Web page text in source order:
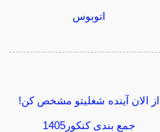
اتوبوس
از الان آینده شغلیتو مشخص کن!
جمع بندی کنکور1405